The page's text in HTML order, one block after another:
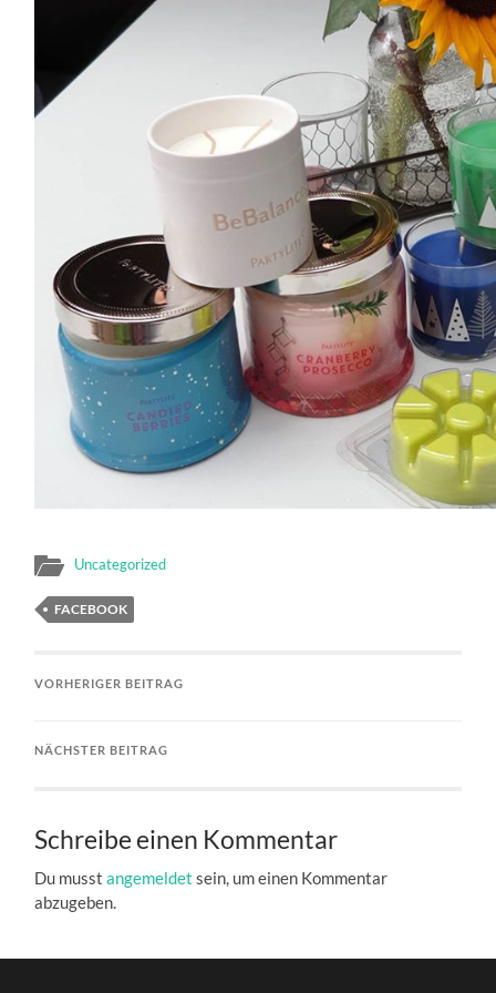
Uncategorized
FACEBOOK
VORHERIGER BEITRAG
NÄCHSTER BEITRAG
Schreibe einen Kommentar
Du musstangemeldet sein, um einen Kommentar
abzugeben.